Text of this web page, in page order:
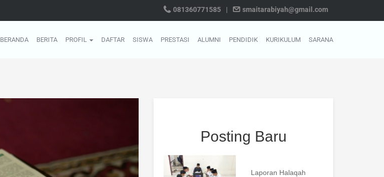
081360771585 | smaitarabiyah@gmail.com
BERANDA BERITA PROFIL DAFTAR SISWA PRESTASI ALUMNI PENDIDIK KURIKULUM SARANA
Posting Baru
Laporan Halaqah